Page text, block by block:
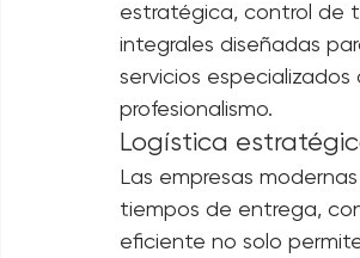
operativo de empresas
mudanza internacional.
En Logimpex de México
estratégica, control de
integrales diseñadas
servicios
profesionalismo.
Logística